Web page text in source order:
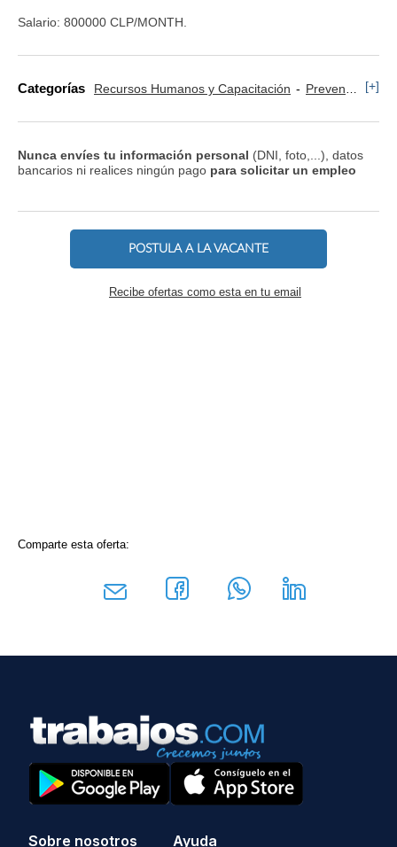
Salario: 800000 CLP/MONTH.
Categorías Recursos Humanos y Capacitación Prevención y Riesgos Laborales [+]
Nunca envíes tu información personal (DNI, foto,...), datos
bancarios ni realices ningún pago para solicitar un empleo
POSTULA A LA VACANTE
Recibe ofertas como esta en tu email
Comparte esta oferta:
Sobre nosotros Ayuda